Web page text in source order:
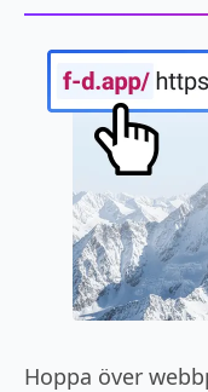
Hoppa över